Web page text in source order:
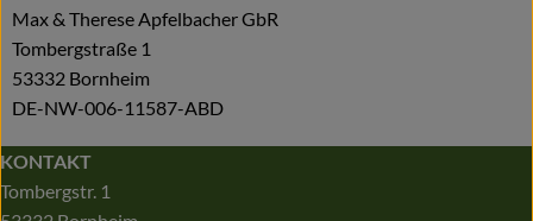
Max & Therese Apfelbacher GbR
Tombergstraße 1
53332 Bornheim
DE-NW-006-11587-ABD
KONTAKT
Tombergstr. 1